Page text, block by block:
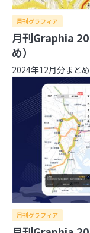
2026年
8月
7月
2025年
12月
11月
2024年
12月
11月
3月
2月 1月
2023年
12月
11月
3月
2月 1月
2022年
12月
11月
3月
2月 1月
2021年
12月
11月
2月 1月
日
住
イ
日
月刊グラフィア
月刊Graphia
め）
2024年12月分まとめ
月刊グラフィア